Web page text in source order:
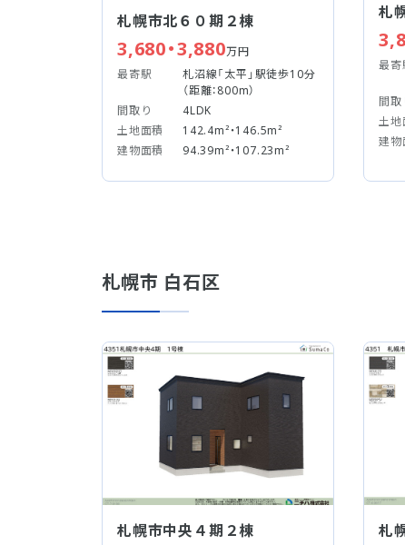
札幌市北６０期２棟
3,680・3,880万円
最寄駅
札沼線「太平」駅徒歩10分
（距離：800m）
間取り
4LDK
土地面積
142.4m²・146.5m²
建物面積
94.39m²・107.23m²
札
最寄
間取
土地
建物
札幌市 白石区
札幌市中央４期２棟 札